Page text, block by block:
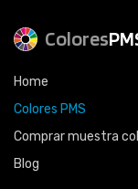
Colores
Home
Colores PMS
Comprar muestra
Blog